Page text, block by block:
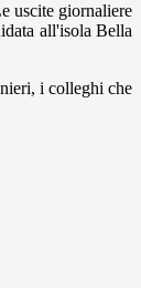
uscite giornaliere
all'isola Bella
i colleghi che